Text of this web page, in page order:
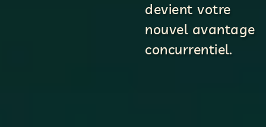
devient votre
nouvel avantage
concurrentiel.